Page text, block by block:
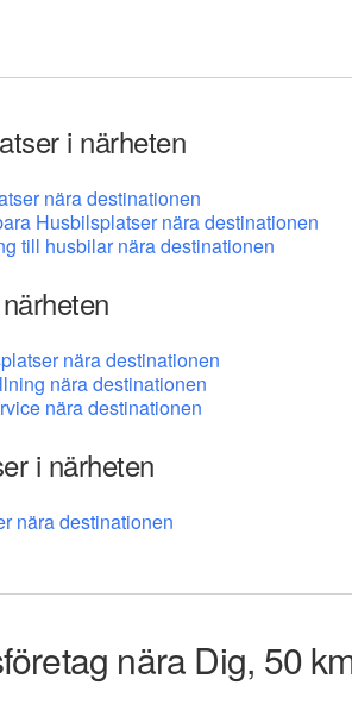
i närheten
nära destinationen
Husbilsplatser nära destinationen
till husbilar nära destinationen
nära destinationen
nära destinationen
nära destinationen
i närheten
nära destinationen
nära Dig, 50